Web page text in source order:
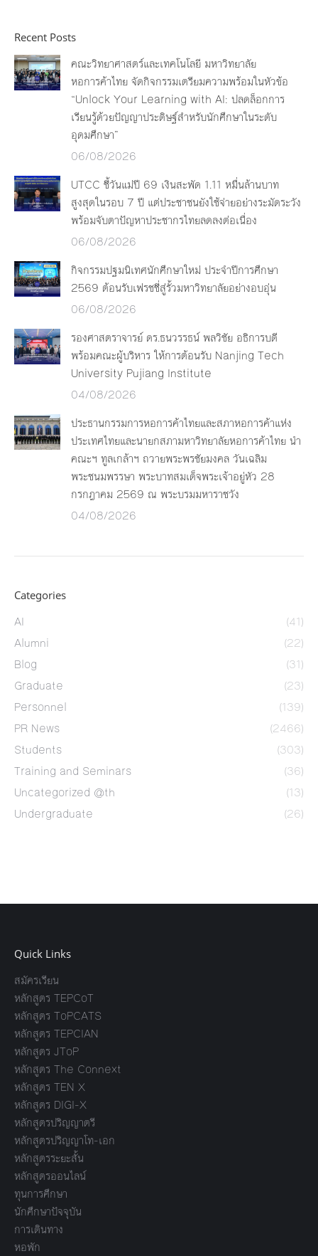
Recent Posts
คณะวิทยาศาสตร์และเทคโนโลยี มหาวิทยาลัย
หอการค้าไทย จัดกิจกรรมเตรียมความพร้อมในหัวข้อ
“Unlock Your Learning with AI: ปลดล็อกการ
เรียนรู้ด้วยปัญญาประดิษฐ์สำหรับนักศึกษาในระดับ
อุดมศึกษา”
06/08/2026
UTCC ชี้วันแม่ปี 69 เงินสะพัด 1.11 หมื่นล้านบาท
สูงสุดในรอบ 7 ปี แต่ประชาชนยังใช้จ่ายอย่างระมัดระวัง
พร้อมจับตาปัญหาประชากรไทยลดลงต่อเนื่อง
06/08/2026
กิจกรรมปฐมนิเทศนักศึกษาใหม่ ประจำปีการศึกษา
2569 ต้อนรับเฟรชชี่สู่รั้วมหาวิทยาลัยอย่างอบอุ่น
06/08/2026
รองศาสตราจารย์ ดร.ธนวรรธน์ พลวิชัย อธิการบดี
พร้อมคณะผู้บริหาร ให้การต้อนรับ Nanjing Tech
University Pujiang Institute
04/08/2026
ประธานกรรมการหอการค้าไทยและสภาหอการค้าแห่ง
ประเทศไทยและนายกสภามหาวิทยาลัยหอการค้าไทย นำ
คณะฯ ทูลเกล้าฯ ถวายพระพรชัยมงคล วันเฉลิม
พระชนมพรรษา พระบาทสมเด็จพระเจ้าอยู่หัว 28
กรกฎาคม 2569 ณ พระบรมมหาราชวัง
04/08/2026
Categories
AI
(41)
Alumni
(22)
Blog
(31)
Graduate
(23)
Personnel
(139)
PR News
(2466)
Students
(303)
Training and Seminars
(36)
Uncategorized @th
(13)
Undergraduate
(26)
Quick Links
สมัครเรียน
หลักสูตร TEPCoT
หลักสูตร ToPCATS
หลักสูตร TEPCIAN
หลักสูตร JToP
หลักสูตร The Connext
หลักสูตร TEN X
หลักสูตร DIGI-X
หลักสูตรปริญญาตรี
หลักสูตรปริญญาโท-เอก
หลักสูตรระยะสั้น
หลักสูตรออนไลน์
ทุนการศึกษา
นักศึกษาปัจจุบัน
การเดินทาง
หอพัก